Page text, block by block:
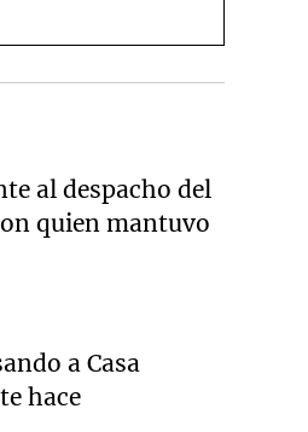
al despacho del
quien mantuvo
a Casa
hace